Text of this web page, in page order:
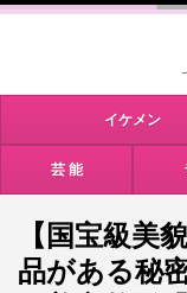
イケメン
芸 能
【国宝級美
品がある秘